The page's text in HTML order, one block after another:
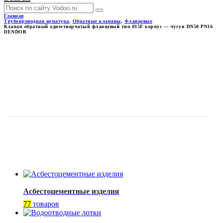
Главная
Трубопроводная арматура, Обратные клапаны, Фланцевые
Клапан обратный одностворчатый фланцевый тип 015F корпус — чугун DN50 PN16
DENDOR
Асбестоцементные изделия
77 товаров